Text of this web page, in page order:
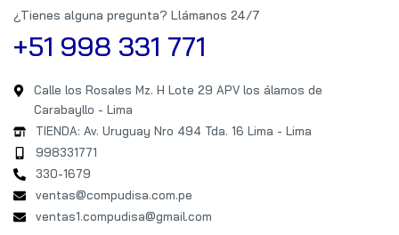
¿Tienes alguna pregunta? Llámanos 24/7
+51 998 331 771
Calle los Rosales Mz. H Lote 29 APV los álamos de
Carabayllo - Lima
TIENDA: Av. Uruguay Nro 494 Tda. 16 Lima - Lima
998331771
330-1679
ventas@compudisa.com.pe
ventas1.compudisa@gmail.com